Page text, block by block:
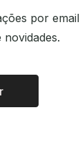
por email